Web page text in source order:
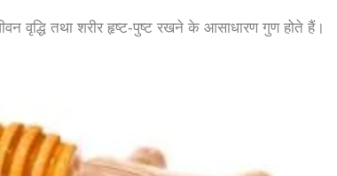
वृद्धि तथा शरीर हृष्ट-पुष्ट रखने के आसाधारण गुण होते हैं।